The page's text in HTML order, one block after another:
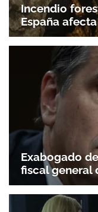
Incendio
España
Exabogado
fiscal general